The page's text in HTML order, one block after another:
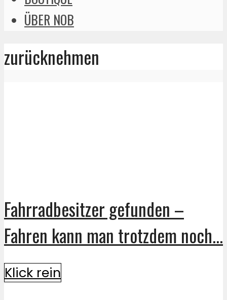
ÜBER NOB
zurücknehmen
Fahrradbesitzer gefunden –
Fahren kann man trotzdem noch...
Klick rein